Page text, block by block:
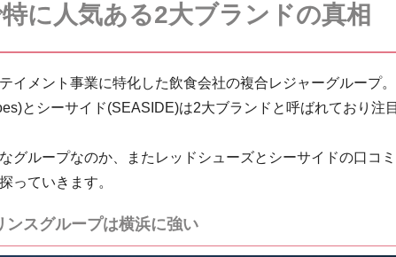
に人気ある2大ブランドの真相
イメント事業に特化した飲食会社の複合レジャーグループ。
とシーサイド(SEASIDE)は2大ブランドと呼ばれており注
グループなのか、またレッドシューズとシーサイドの口コミ
っていきます。
ンスグループは横浜に強い